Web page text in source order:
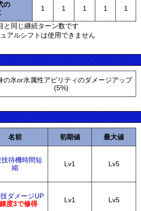
の
1 1 1 1 1
同じ継続ターン数です
アルシフトは使用できません
の氷or水属性アビリティのダメージアップ
(5%)
名前 初期値 最大値
技待機時間短
縮
Lv1 Lv5
ダメージUP
度3で修得
Lv1 Lv5